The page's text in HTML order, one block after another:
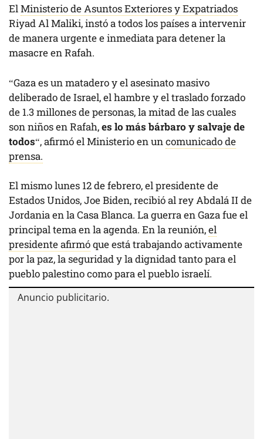
ElMinisterio de Asuntos Exteriores y Expatriados
Riyad Al Maliki, instó a todos los países a intervenir
de manera urgente e inmediata para detener la
masacre en Rafah.
“Gaza es un matadero y el asesinato masivo
deliberado de Israel, el hambre y el traslado forzado
de 1.3 millones de personas, la mitad de las cuales
son niños en Rafah,es lo más bárbaro y salvaje de
todos“, afirmó el Ministerio en un comunicado de
prensa.
El mismo lunes 12 de febrero, el presidente de
Estados Unidos, Joe Biden, recibió al rey Abdalá II de
Jordania en la Casa Blanca. La guerra en Gaza fue el
principal tema en la agenda. En la reunión,el
presidente afirmóque está trabajando activamente
por la paz, la seguridad y la dignidad tanto para el
pueblo palestino como para el pueblo israelí.